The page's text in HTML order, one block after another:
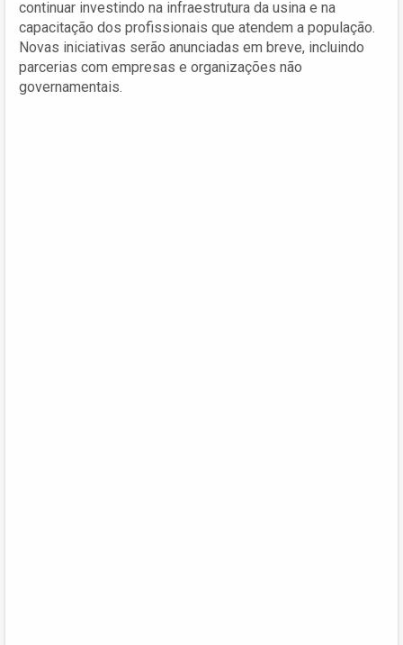
continuar investindo na infraestrutura da usina e na
capacitação dos profissionais que atendem a população.
Novas iniciativas serão anunciadas em breve, incluindo
parcerias com empresas e organizações não
governamentais.